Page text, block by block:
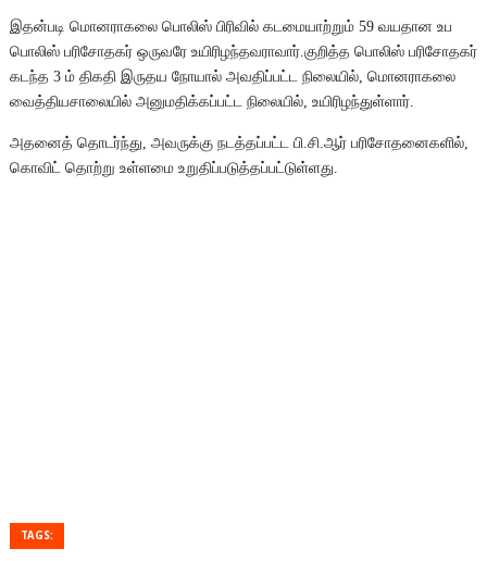
இதன்படி மொனராகலை பொலிஸ் பிரிவில் கடமையாற்றும் 59 வயதான உப
பொலிஸ் பரிசோதகர் ஒருவரே உயிரிழந்தவராவார்.குறித்த பொலிஸ் பரிசோதகர்
கடந்த 3 ம் திகதி இருதய நோயால் அவதிப்பட்ட நிலையில், மொனராகலை
வைத்தியசாலையில் அனுமதிக்கப்பட்ட நிலையில், உயிரிழந்துள்ளார்.
அதனைத் தொடர்ந்து, அவருக்கு நடத்தப்பட்ட பி.சி.ஆர் பரிசோதனைகளில்,
கொவிட் தொற்று உள்ளமை உறுதிப்படுத்தப்பட்டுள்ளது.
TAGS: